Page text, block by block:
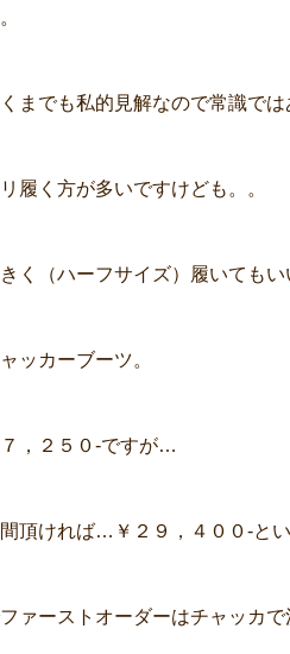
までも私的見解なので常識では
履く方が多いですけども。。
く（ハーフサイズ）履いても
ッカーブーツ。
，２５０-ですが…
頂ければ…￥２９，４００-と
ァーストオーダーはチャッカで